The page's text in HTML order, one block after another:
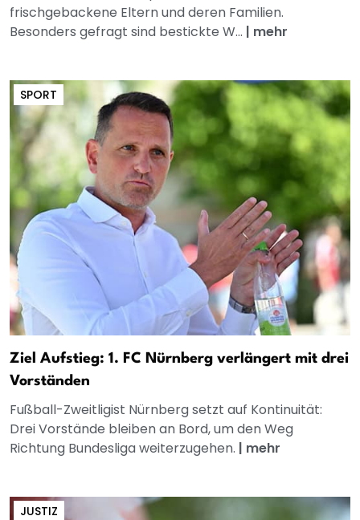
frischgebackene Eltern und deren Familien.
Besonders gefragt sind bestickte W... | mehr
SPORT
Ziel Aufstieg: 1. FC Nürnberg verlängert mit drei
Vorständen
Fußball-Zweitligist Nürnberg setzt auf Kontinuität:
Drei Vorstände bleiben an Bord, um den Weg
Richtung Bundesliga weiterzugehen. | mehr
JUSTIZ